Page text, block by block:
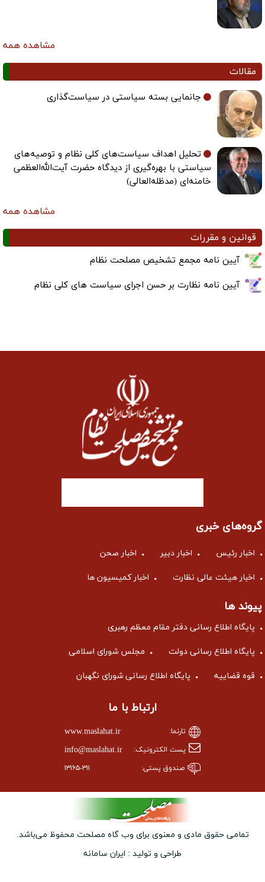
جانمایی بسته سیاستی در سیاست‌گذاری
تحلیل اهداف سیاست‌های کلی نظام و توصیه‌های
سیاستی با بهره‌گیری از دیدگاه حضرت آیت‌الله‌العظمی
خامنه‌ای (مدظله‌العالی)
مجمع تشخیص مصلحت نظام
نظارت بر حسن اجرای سیاست های کلی نظام
اخبار دبیر اخبار صحن
نظارت اخبار کمیسیون ها
رسانی دفتر مقام معظم رهبری
رسانی دولت مجلس شورای اسلامی
پایگاه اطلاع رسانی شورای نگهبان
www.maslahat.ir
پست الکترونیک: info@maslahat.ir
صندوق پستی:
مادی و معنوی برای وب ‌گاه مصلحت محفوظ می‌باشد.
طراحی و تولید :ایران سامانه